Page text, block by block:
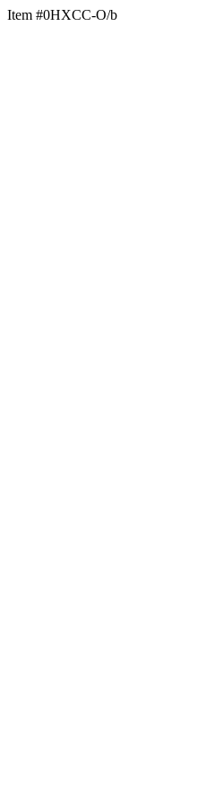
Item #0HXCC-O/b